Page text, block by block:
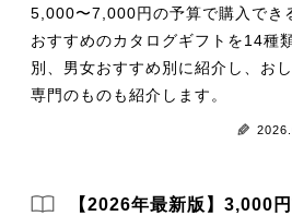
5,000〜7,000円の予算で購入で
おすすめのカタログギフトを14種
別、男女おすすめ別に紹介し、お
専門のものも紹介します。
【2026年最新版】3,000